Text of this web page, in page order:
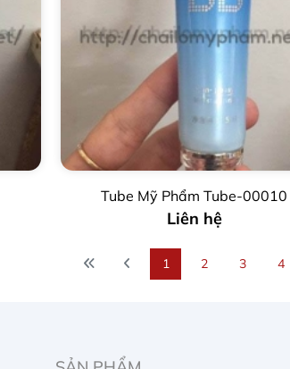
Tube Mỹ Phẩm Tube-00010
Liên hệ
1 2 3 4